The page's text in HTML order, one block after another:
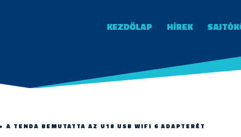
KEZDŐLAP HÍREK
> A TENDA BEMUTATTA AZ U18 USB WIFI 6 ADAPTERÉT